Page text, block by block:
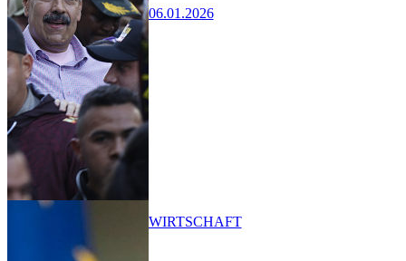
06.01.2026
WIRTSCHAFT